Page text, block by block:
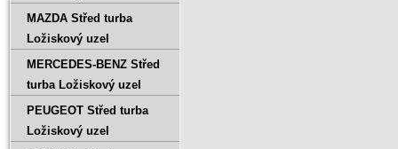
MAZDA Střed turba
Ložiskový uzel
MERCEDES-BENZ Střed
turba Ložiskový uzel
PEUGEOT Střed turba
Ložiskový uzel